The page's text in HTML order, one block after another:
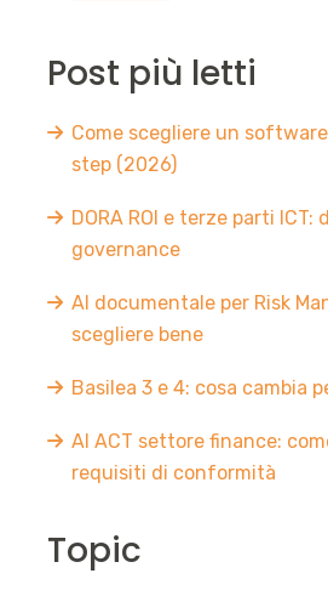
Post più letti
Come scegliere un
step (2026)
DORA ROI e terze parti ICT:
governance
AI documentale per Risk
scegliere bene
Basilea 3 e 4: cosa cambia
AI ACT settore finance:
requisiti di conformità
Topic